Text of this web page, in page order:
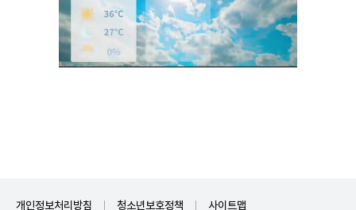
개인정보처리방침 청소년보호정책 사이트맵